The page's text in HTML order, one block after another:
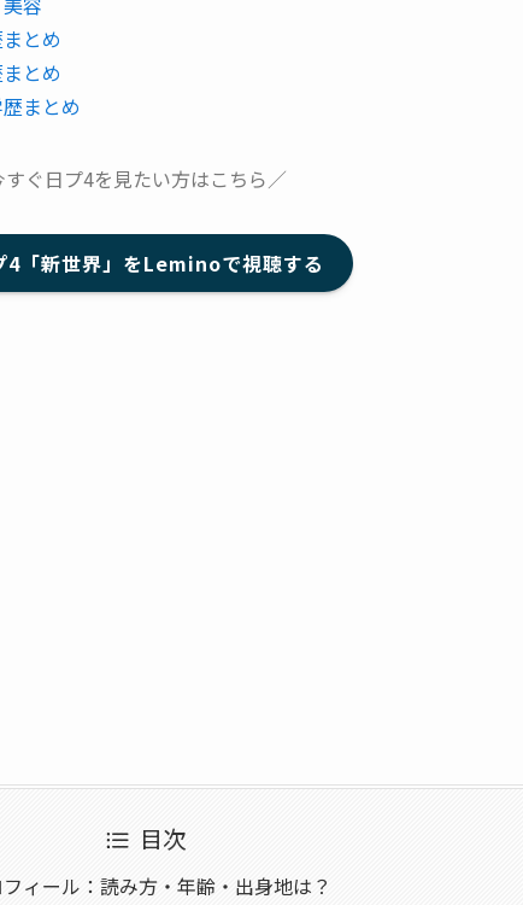
とめ
とめ
まとめ
すぐ日プ4を見たい方はこちら／
4「新世界」をLeminoで視聴する
目次
ィール：読み方・年齢・出身地は？